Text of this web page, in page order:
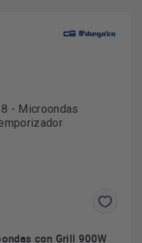
con Grill 900W